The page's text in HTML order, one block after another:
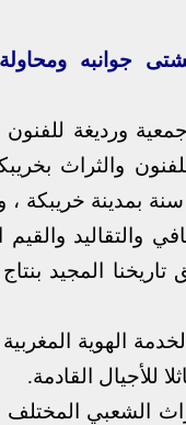
جوانبه ومحاولة
ورديغة للفنون
والثراث
بمدينة خريبكة
والتقاليد والقيم
المجيد
الهوية
للأجيال القادمة.
الشعبي المختلف